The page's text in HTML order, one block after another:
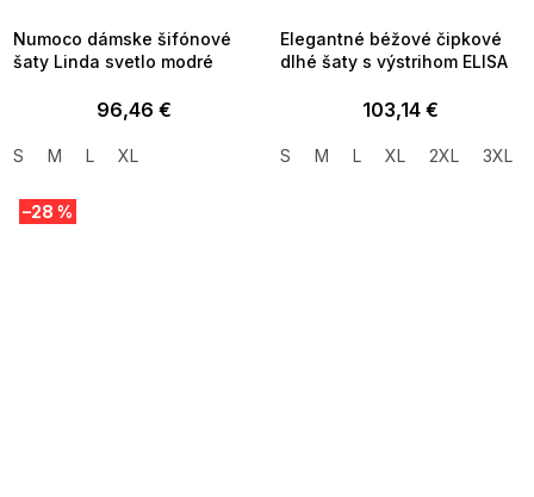
Numoco dámske šifónové
šaty Linda svetlo modré
96,46 €
S M L XL
Elegantné béžové čipkové
dlhé šaty s výstrihom ELISA
103,14 €
S M L XL 2XL 3XL
–28 %